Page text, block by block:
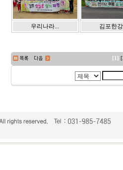
우리나라... 김포한
[1]